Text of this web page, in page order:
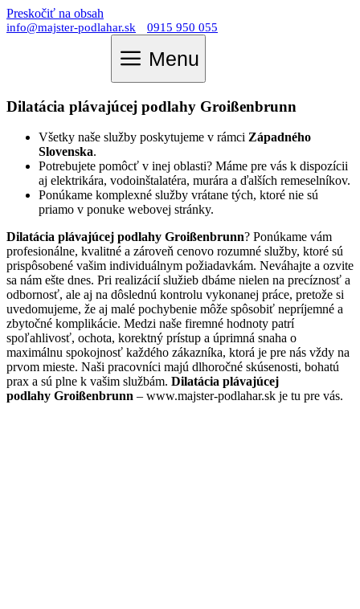
Preskočiť na obsah
info@majster-podlahar.sk 0915 950 055
Menu
Dilatácia plávajúcej podlahy Groißenbrunn
Všetky naše služby poskytujeme v rámci Západného
Slovenska.
Potrebujete pomôcť v inej oblasti? Máme pre vás k dispozícii
aj elektrikára, vodoinštalatéra, murára a ďalších remeselníkov.
Ponúkame komplexné služby vrátane tých, ktoré nie sú
priamo v ponuke webovej stránky.
Dilatácia plávajúcej podlahy Groißenbrunn? Ponúkame vám
profesionálne, kvalitné a zároveň cenovo rozumné služby, ktoré sú
prispôsobené vašim individuálnym požiadavkám. Neváhajte a ozvite
sa nám ešte dnes. Pri realizácií služieb dbáme nielen na precíznosť a
odbornosť, ale aj na dôslednú kontrolu vykonanej práce, pretože si
uvedomujeme, že aj malé pochybenie môže spôsobiť nepríjemné a
zbytočné komplikácie. Medzi naše firemné hodnoty patrí
spoľahlivosť, ochota, korektný prístup a úprimná snaha o
maximálnu spokojnosť každého zákazníka, ktorá je pre nás vždy na
prvom mieste. Naši pracovníci majú dlhoročné skúsenosti, bohatú
prax a sú plne k vašim službám. Dilatácia plávajúcej
podlahy Groißenbrunn – www.majster-podlahar.sk je tu pre vás.